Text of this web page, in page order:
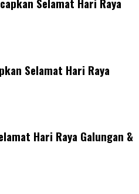
Selamat Hari Raya
Selamat Hari Raya
Hari Raya Galungan &